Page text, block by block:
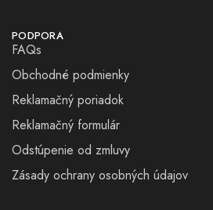
PODPORA
FAQs
Obchodné podmienky
Reklamačný poriadok
Reklamačný formulár
Odstúpenie od zmluvy
Zásady ochrany osobných údajov